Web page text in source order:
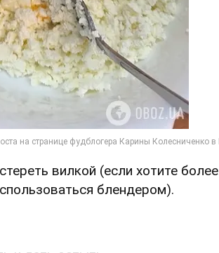
вилкой (если хотите более
блендером).